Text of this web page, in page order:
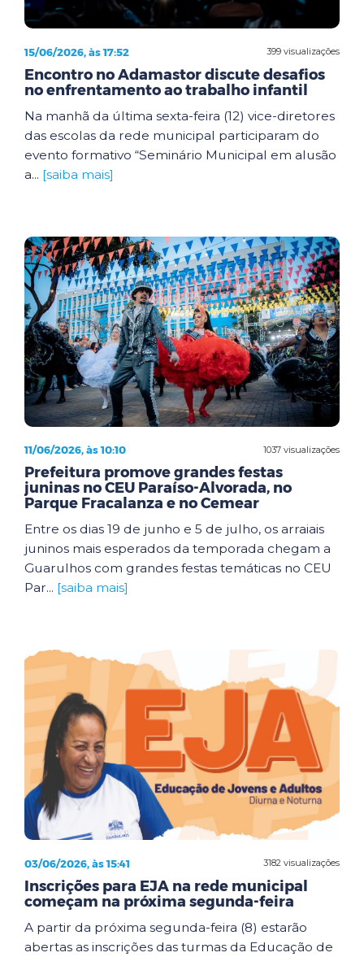
399 visualizações
15/06/2026, às 17:52
Encontro no Adamastor discute desafios
no enfrentamento ao trabalho infantil
Na manhã da última sexta-feira (12) vice-diretores
das escolas da rede municipal participaram do
evento formativo “Seminário Municipal em alusão
a... [saiba mais]
1037 visualizações
11/06/2026, às 10:10
Prefeitura promove grandes festas
juninas no CEU Paraíso-Alvorada, no
Parque Fracalanza e no Cemear
Entre os dias 19 de junho e 5 de julho, os arraiais
juninos mais esperados da temporada chegam a
Guarulhos com grandes festas temáticas no CEU
Par... [saiba mais]
3182 visualizações
03/06/2026, às 15:41
Inscrições para EJA na rede municipal
começam na próxima segunda-feira
A partir da próxima segunda-feira (8) estarão
abertas as inscrições das turmas da Educação de